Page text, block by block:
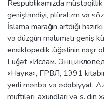
Respublikamızda
genişləndiyi, plüralizm və söz
İslama marağın artdığı
və düzgün məlumatı geniş
ensiklopedik lüğətinin nəşr
Lüğət «Ислам.
«Наука», ГРВЛ, 1991
yerli mənbə və ədəbiyyat,
müftiləri, axundları və s. din